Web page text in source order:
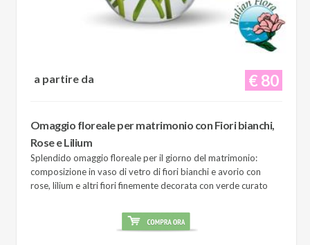
€ 80
a partire da
Omaggio floreale per matrimonio con Fiori bianchi,
Rose e Lilium
Splendido omaggio floreale per il giorno del matrimonio:
composizione in vaso di vetro di fiori bianchi e avorio con
rose, lilium e altri fiori finemente decorata con verde curato